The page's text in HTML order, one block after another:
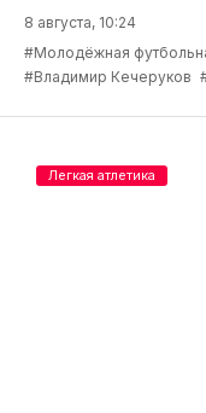
8 августа, 10:24
#Молодёжная
#Владимир Кечеруков
Легкая атлетика